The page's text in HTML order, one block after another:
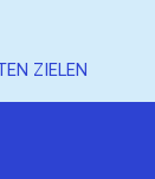
ZIELEN